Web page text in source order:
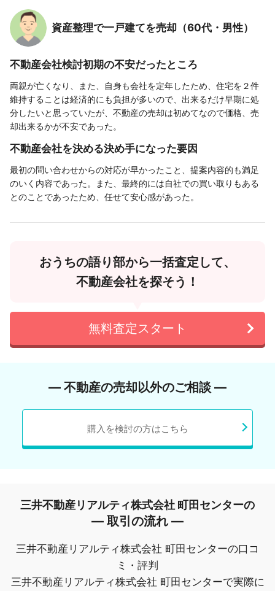
資産整理で一戸建てを売却（60代・男性）
不動産会社検討初期の不安だったところ
両親が亡くなり、また、自身も会社を定年したため、住宅を２件
維持することは経済的にも負担が多いので、出来るだけ早期に処
分したいと思っていたが、不動産の売却は初めてなので価格、売
却出来るかが不安であった。
不動産会社を決める決め手になった要因
最初の問い合わせからの対応が早かったこと、提案内容的も満足
のいく内容であった。また、最終的には自社での買い取りもある
とのことであったため、任せて安心感があった。
おうちの語り部から一括査定して、
不動産会社を探そう！
無料査定スタート
― 不動産の売却以外のご相談 ―
購入を検討の方はこちら
三井不動産リアルティ株式会社 町田センターの
― 取引の流れ ―
三井不動産リアルティ株式会社 町田センターの口コ
ミ・評判
三井不動産リアルティ株式会社 町田センターで実際に